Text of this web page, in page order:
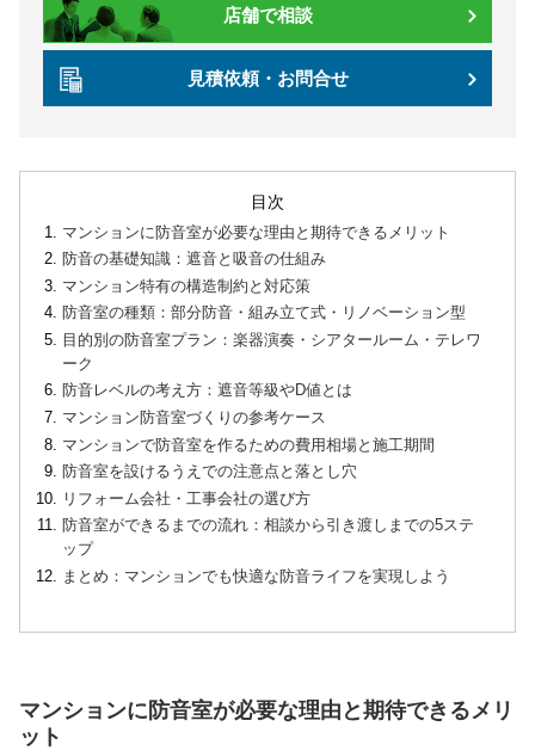
店舗で相談
見積依頼・お問合せ
目次
マンションに防音室が必要な理由と期待できるメリット
防音の基礎知識：遮音と吸音の仕組み
マンション特有の構造制約と対応策
防音室の種類：部分防音・組み立て式・リノベーション型
目的別の防音室プラン：楽器演奏・シアタールーム・テレワ
ーク
防音レベルの考え方：遮音等級やD値とは
マンション防音室づくりの参考ケース
マンションで防音室を作るための費用相場と施工期間
防音室を設けるうえでの注意点と落とし穴
リフォーム会社・工事会社の選び方
防音室ができるまでの流れ：相談から引き渡しまでの5ステ
ップ
まとめ：マンションでも快適な防音ライフを実現しよう
マンションに防音室が必要な理由と期待できるメリ
ット